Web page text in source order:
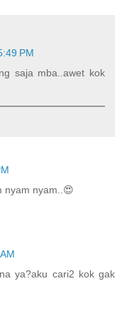
PM
saja mba..awet kok
nyam nyam..😍
ya?aku cari2 kok gak